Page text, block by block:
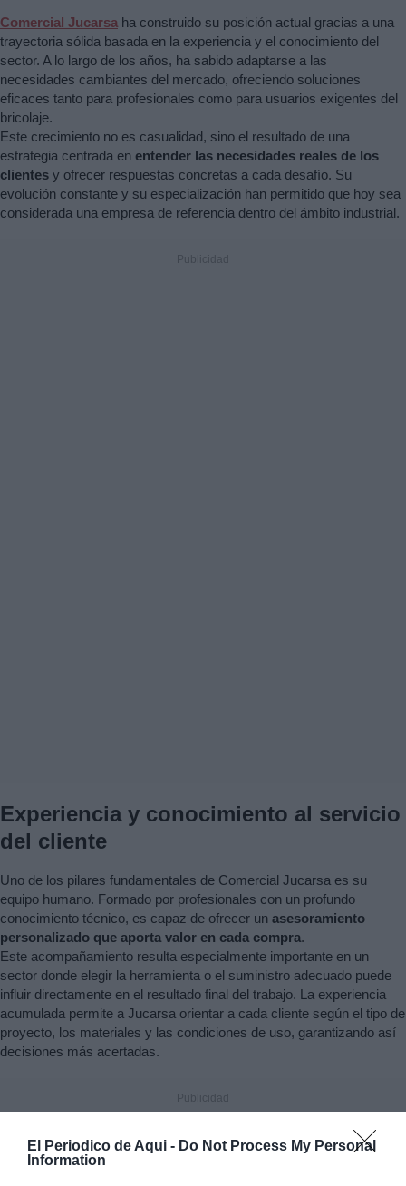
El Periodico de Aqui - Do Not Process My Personal
Information
Comercial Jucarsa ha construido su posición actual gracias a una
trayectoria sólida basada en la experiencia y el conocimiento del
sector. A lo largo de los años, ha sabido adaptarse a las
necesidades cambiantes del mercado, ofreciendo soluciones
eficaces tanto para profesionales como para usuarios exigentes del
bricolaje.
Este crecimiento no es casualidad, sino el resultado de una
estrategia centrada en entender las necesidades reales de los
clientes y ofrecer respuestas concretas a cada desafío. Su
evolución constante y su especialización han permitido que hoy sea
considerada una empresa de referencia dentro del ámbito industrial.
Experiencia y conocimiento al servicio
del cliente
Uno de los pilares fundamentales de Comercial Jucarsa es su
equipo humano. Formado por profesionales con un profundo
conocimiento técnico, es capaz de ofrecer un asesoramiento
personalizado que aporta valor en cada compra.
Este acompañamiento resulta especialmente importante en un
sector donde elegir la herramienta o el suministro adecuado puede
influir directamente en el resultado final del trabajo. La experiencia
acumulada permite a Jucarsa orientar a cada cliente según el tipo de
proyecto, los materiales y las condiciones de uso, garantizando así
decisiones más acertadas.